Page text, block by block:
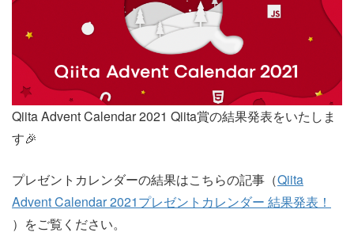
Qiita Advent Calendar 2021 Qiita賞の結果発表をいたしま
す🎉
プレゼントカレンダーの結果はこちらの記事（Qiita
Advent Calendar 2021プレゼントカレンダー 結果発表！
）をご覧ください。